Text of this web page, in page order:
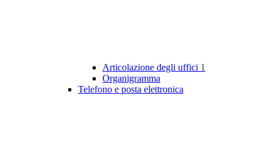
Articolazione degli uffici 1
Organigramma
Telefono e posta elettronica